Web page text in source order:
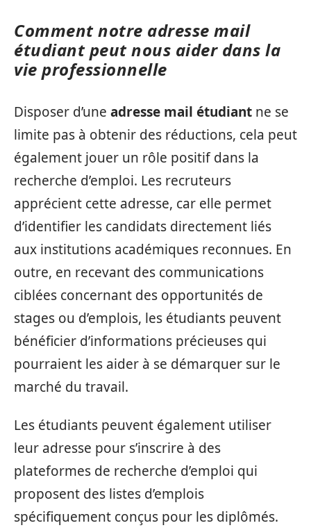
Comment notre adresse mail
étudiant peut nous aider dans la
vie professionnelle
Disposer d’une adresse mail étudiant ne se
limite pas à obtenir des réductions, cela peut
également jouer un rôle positif dans la
recherche d’emploi. Les recruteurs
apprécient cette adresse, car elle permet
d’identifier les candidats directement liés
aux institutions académiques reconnues. En
outre, en recevant des communications
ciblées concernant des opportunités de
stages ou d’emplois, les étudiants peuvent
bénéficier d’informations précieuses qui
pourraient les aider à se démarquer sur le
marché du travail.
Les étudiants peuvent également utiliser
leur adresse pour s’inscrire à des
plateformes de recherche d’emploi qui
proposent des listes d’emplois
spécifiquement conçus pour les diplômés.